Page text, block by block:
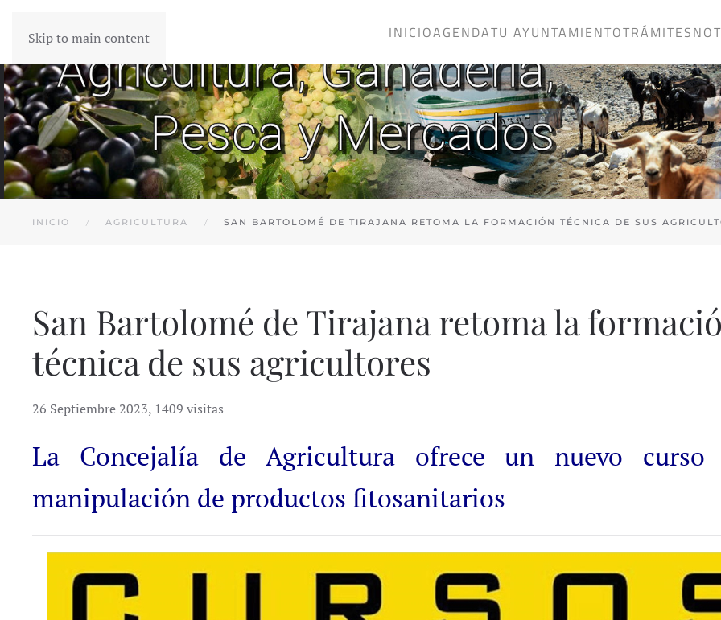
Skip to main content INICIOAGENDATU AYUNTAMIENTOTRÁMITES
INICIO AGRICULTURA SAN BARTOLOMÉ DE TIRAJANA RETOMA LA FORMACIÓN TÉCNICA DE SUS
San Bartolomé de Tirajana retoma la
técnica de sus agricultores
26 Septiembre 2023, 1409 visitas
La Concejalía de Agricultura ofrece un nuevo curso
manipulación de productos fitosanitarios